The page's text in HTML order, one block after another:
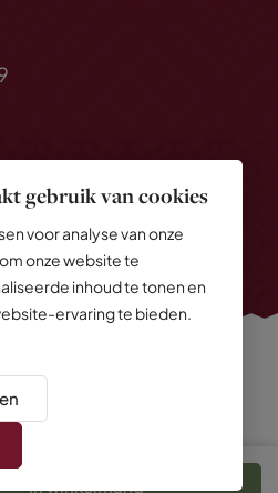
gebruik van cookies
voor analyse van onze
onze website te
inhoud te tonen en
ervaring te bieden.
In winkelmand